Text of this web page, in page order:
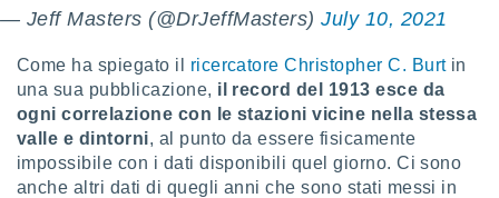
il
e
— Jeff Masters (@DrJeffMasters)July 10, 2021
Come ha spiegato il ricercatore Christopher C. Burt in
una sua pubblicazione, il record del 1913 esce da
ogni correlazione con le stazioni vicine nella stessa
valle e dintorni, al punto da essere fisicamente
impossibile con i dati disponibili quel giorno. Ci sono
anche altri dati di quegli anni che sono stati messi in